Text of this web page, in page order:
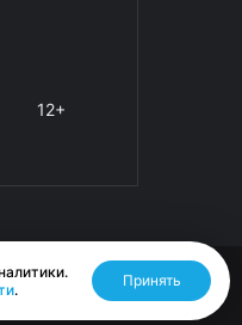
12+
RASA
.
Принять